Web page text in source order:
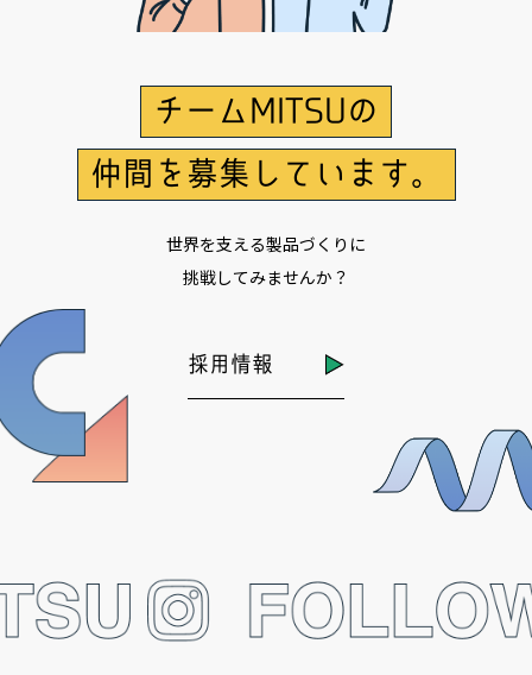
チームMITSUの
仲間を募集しています。
世界を支える製品づくりに
挑戦してみませんか？
採用情報